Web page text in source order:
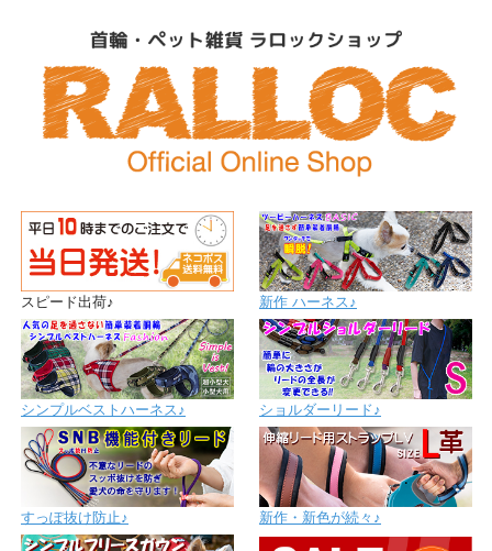
スピード出荷♪ 新作 ハーネス♪
シンプルベストハーネス♪ ショルダーリード♪
すっぽ抜け防止♪ 新作・新色が続々♪